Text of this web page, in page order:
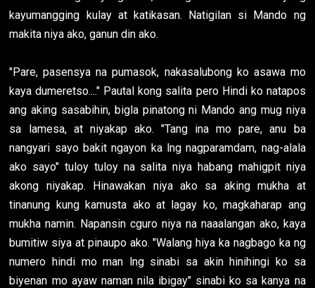
kayumangging kulay at katikasan. Natigilan si Mando ng
makita niya ako, ganun din ako.
"Pare, pasensya na pumasok, nakasalubong ko asawa mo
kaya dumeretso...." Pautal kong salita pero Hindi ko natapos
ang aking sasabihin, bigla pinatong ni Mando ang mug niya
sa lamesa, at niyakap ako. "Tang ina mo pare, anu ba
nangyari sayo bakit ngayon ka lng nagparamdam, nag-alala
ako sayo" tuloy tuloy na salita niya habang mahigpit niya
akong niyakap. Hinawakan niya ako sa aking mukha at
tinanung kung kamusta ako at lagay ko, magkaharap ang
mukha namin. Napansin cguro niya na naaalangan ako, kaya
bumitiw siya at pinaupo ako. "Walang hiya ka nagbago ka ng
numero hindi mo man lng sinabi sa akin hinihingi ko sa
biyenan mo ayaw naman nila ibigay" sinabi ko sa kanya na